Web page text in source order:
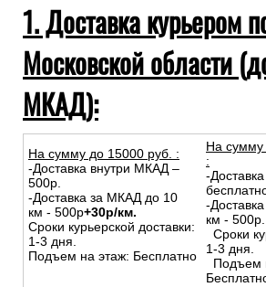
1. Доставка курьером
Московской области
МКАД):
На сумму до 15000 руб. :
-Доставка внутри МКАД –
500р.
-Доставка за МКАД до 10
км - 500р+30р/км.
Сроки курьерской доставки:
1-3 дня.
Подъем на этаж: Бесплатно
На сумму
:
-
-
км - 500р.
Сроки
1-3 дня.
Подъем